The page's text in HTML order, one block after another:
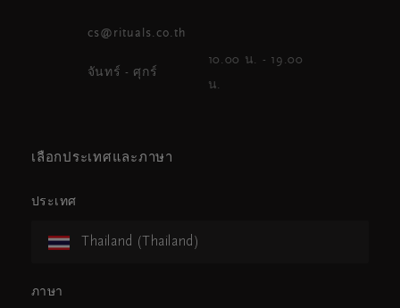
cs@rituals.co.th
จันทร์ - ศุกร์
10.00 น. - 19.00
น.
เลือกประเทศและภาษา
ประเทศ
Thailand (Thailand)
ภาษา